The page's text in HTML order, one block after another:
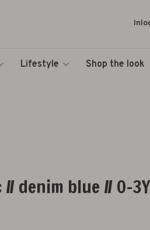
Lifestyle Shop the look
denim blue // 0-3Y